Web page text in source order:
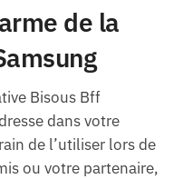
de la
Bisous Bff
dans votre
de l’utiliser lors de
ou votre partenaire,